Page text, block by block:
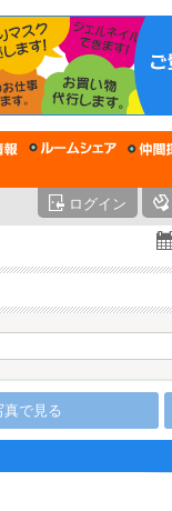
ログイン
真で見る